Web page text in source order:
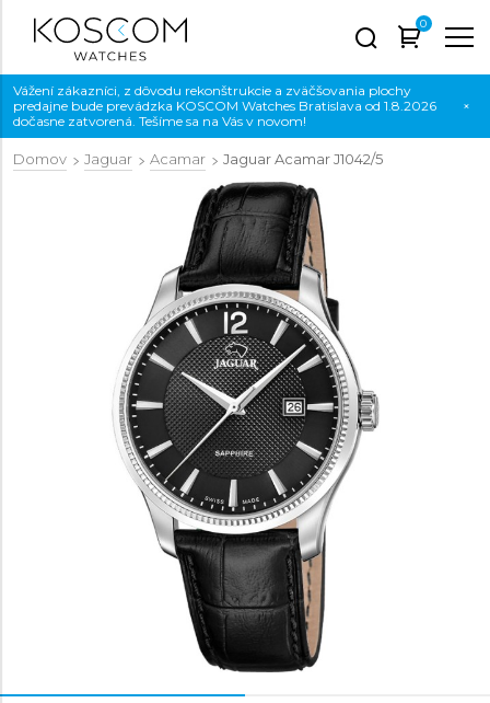
0
Vážení zákazníci, z dôvodu rekonštrukcie a zväčšovania plochy
predajne bude prevádzka KOSCOM Watches Bratislava od 1.8.2026
dočasne zatvorená. Tešíme sa na Vás v novom!
×
Domov Jaguar Acamar Jaguar AcamarJ1042/5